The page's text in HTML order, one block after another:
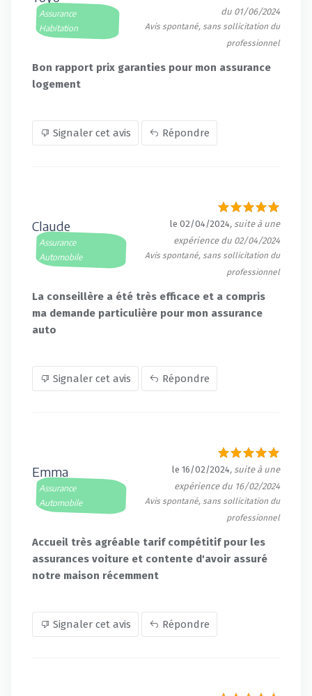
Assurance
Habitation
du 01/06/2024
Avis spontané, sans sollicitation du
professionnel
Bon rapport prix garanties pour mon assurance
logement
Signaler cet avis Répondre
Claude
Assurance
Automobile
le 02/04/2024, suite à une
expérience du 02/04/2024
Avis spontané, sans sollicitation du
professionnel
La conseillère a été très efficace et a compris
ma demande particulière pour mon assurance
auto
Signaler cet avis Répondre
Emma
Assurance
Automobile
le 16/02/2024, suite à une
expérience du 16/02/2024
Avis spontané, sans sollicitation du
professionnel
Accueil très agréable tarif compétitif pour les
assurances voiture et contente d'avoir assuré
notre maison récemment
Signaler cet avis Répondre